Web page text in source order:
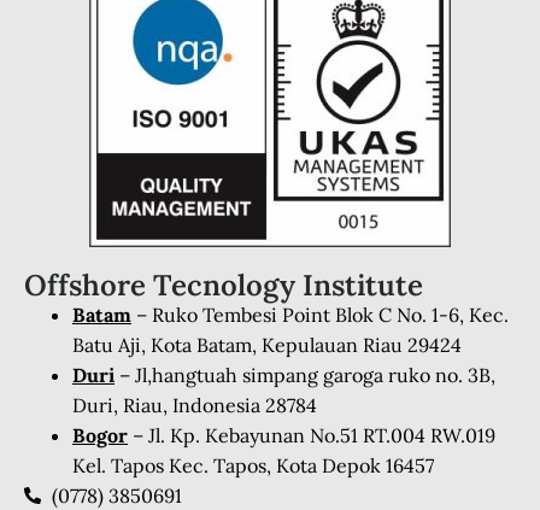
Offshore Tecnology Institute
Batam – Ruko Tembesi Point Blok C No. 1-6, Kec.
Batu Aji, Kota Batam, Kepulauan Riau 29424
Duri – Jl,hangtuah simpang garoga ruko no. 3B,
Duri, Riau, Indonesia 28784
Bogor – Jl. Kp. Kebayunan No.51 RT.004 RW.019
Kel. Tapos Kec. Tapos, Kota Depok 16457
(0778) 3850691